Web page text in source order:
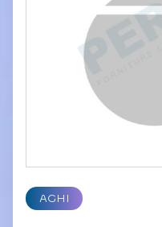
AGHI